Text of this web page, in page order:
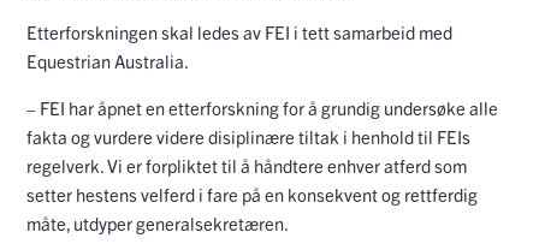
Etterforskningen skal ledes av FEI i tett samarbeid med
Equestrian Australia.
– FEI har åpnet en etterforskning for å grundig undersøke alle
fakta og vurdere videre disiplinære tiltak i henhold til FEIs
regelverk. Vi er forpliktet til å håndtere enhver atferd som
setter hestens velferd i fare på en konsekvent og rettferdig
måte, utdyper generalsekretæren.